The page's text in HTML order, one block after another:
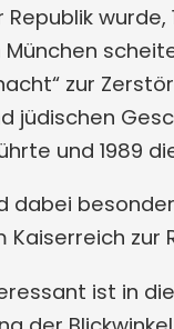
wurde,
zur
jüdischen
und 1989
dabei
zur
ist in